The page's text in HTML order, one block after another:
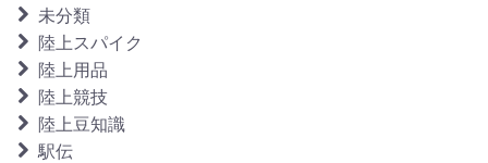
未分類
陸上スパイク
陸上用品
陸上競技
陸上豆知識
駅伝